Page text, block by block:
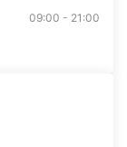
09:00 - 21:00